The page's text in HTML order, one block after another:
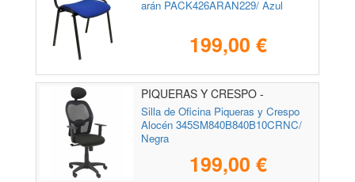
arán PACK426ARAN229/ Azul
199,00 €
PIQUERAS Y CRESPO -
345SM840B840B10CRNC
Silla de Oficina Piqueras y Crespo
Alocén 345SM840B840B10CRNC/
Negra
199,00 €